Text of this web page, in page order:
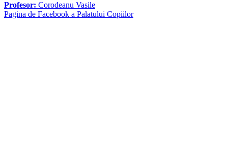
Profesor: Corodeanu Vasile
Pagina de Facebook a Palatului Copiilor